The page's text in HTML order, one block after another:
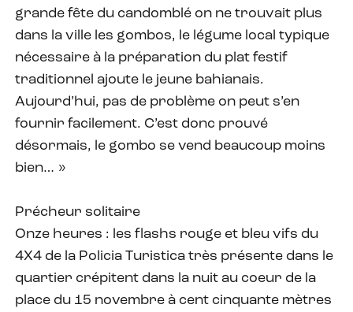
grande fête du candomblé on ne trouvait plus
dans la ville les gombos, le légume local typique
nécessaire à la préparation du plat festif
traditionnel ajoute le jeune bahianais.
Aujourd’hui, pas de problème on peut s’en
fournir facilement. C’est donc prouvé
désormais, le gombo se vend beaucoup moins
bien… »
Précheur solitaire
Onze heures : les flashs rouge et bleu vifs du
4X4 de la Policia Turistica très présente dans le
quartier crépitent dans la nuit au coeur de la
place du 15 novembre à cent cinquante mètres